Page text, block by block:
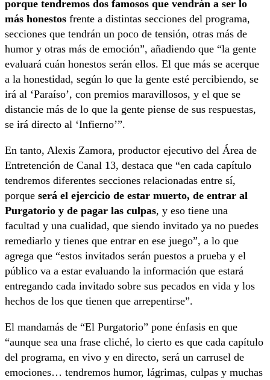
porque tendremos dos famosos que vendrán a ser lo
más honestos frente a distintas secciones del programa,
secciones que tendrán un poco de tensión, otras más de
humor y otras más de emoción”, añadiendo que “la gente
evaluará cuán honestos serán ellos. El que más se acerque
a la honestidad, según lo que la gente esté percibiendo, se
irá al ‘Paraíso’, con premios maravillosos, y el que se
distancie más de lo que la gente piense de sus respuestas,
se irá directo al ‘Infierno’”.
En tanto, Alexis Zamora, productor ejecutivo del Área de
Entretención de Canal 13, destaca que “en cada capítulo
tendremos diferentes secciones relacionadas entre sí,
porque será el ejercicio de estar muerto, de entrar al
Purgatorio y de pagar las culpas, y eso tiene una
facultad y una cualidad, que siendo invitado ya no puedes
remediarlo y tienes que entrar en ese juego”, a lo que
agrega que “estos invitados serán puestos a prueba y el
público va a estar evaluando la información que estará
entregando cada invitado sobre sus pecados en vida y los
hechos de los que tienen que arrepentirse”.
El mandamás de “El Purgatorio” pone énfasis en que
“aunque sea una frase cliché, lo cierto es que cada capítulo
del programa, en vivo y en directo, será un carrusel de
emociones… tendremos humor, lágrimas, culpas y muchas